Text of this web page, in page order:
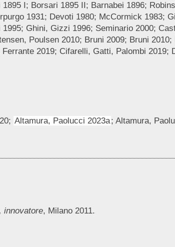
I; Borsari 1895 II; Barnabei 1896;
1931; Devoti 1980; McCormick 1983;
Ghini, Gizzi 1996; Seminario 2000;
Poulsen 2010; Bruni 2009; Bruni
2019; Cifarelli, Gatti, Palombi 2019;
Altamura, Paolucci 2023a; Altamura,
innovatore, Milano 2011.